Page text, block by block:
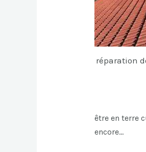
réparation
être en terre
encore…